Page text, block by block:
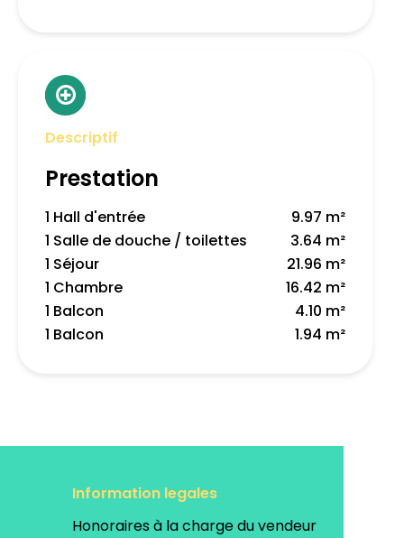
Descriptif
Prestation
1 Hall d'entrée
9.97 m²
1 Salle de douche / toilettes
3.64 m²
1 Séjour
21.96 m²
1 Chambre
16.42 m²
1 Balcon
4.10 m²
1 Balcon
1.94 m²
Information legales
Honoraires à la charge du vendeur